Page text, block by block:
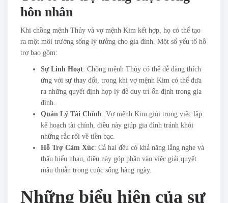
hôn nhân
Khi chồng mệnh Thủy và vợ mệnh Kim kết hợp, họ có thể tạo
ra một môi trường sống lý tưởng cho gia đình. Một số yếu tố hỗ
trợ bao gồm:
Sự Linh Hoạt: Chồng mệnh Thủy có thể dễ dàng thích
ứng với sự thay đổi, trong khi vợ mệnh Kim có thể đưa
ra những quyết định hợp lý để duy trì ổn định trong gia
đình.
Quản Lý Tài Chính: Vợ mệnh Kim giỏi trong việc lập
kế hoạch tài chính, điều này giúp gia đình tránh khỏi
những rắc rối về tiền bạc.
Hỗ Trợ Cảm Xúc: Cả hai đều có khả năng lắng nghe và
thấu hiểu nhau, điều này góp phần vào việc giải quyết
mâu thuẫn trong cuộc sống hàng ngày.
Những biểu hiện của sự